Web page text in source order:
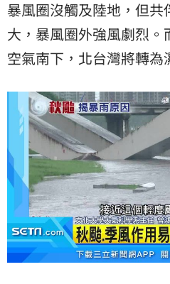
暴風圈沒觸及陸地，但
大，暴風圈外強風劇烈
空氣南下，北台灣將轉為